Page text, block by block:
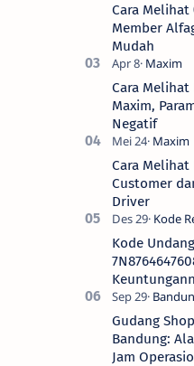
Cara
Member
Mudah
Cara
Maxim,
Negatif
Cara Melihat
Customer
Driver
Kode
Gudang
Bandung:
Jam